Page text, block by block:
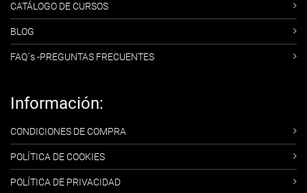
CATÁLOGO DE CURSOS
BLOG
FAQ´s -PREGUNTAS FRECUENTES
Información:
CONDICIONES DE COMPRA
POLÍTICA DE COOKIES
POLÍTICA DE PRIVACIDAD